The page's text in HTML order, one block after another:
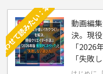
動画編
決。現
「2026
「失敗